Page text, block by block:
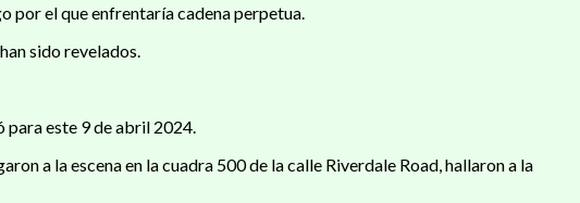
por el que enfrentaría cadena perpetua.
sido revelados.
para este 9 de abril 2024.
a la escena en la cuadra 500 de la calle Riverdale Road, hallaron a la